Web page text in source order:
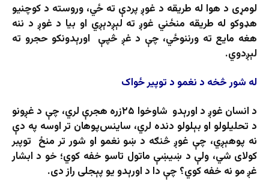
لومړی د هوا له طریقه د غوږ پردې ته ځي، وروسته د کوچنیو
هډوکو له طریقه منځني غوږ ته لېږدېږي او بیا د غوږ د ننه
هغه مایع ته ورننوځي، چې د غږ څپې اورېدونکو حجرو ته
لېږدوي.
له شور څخه د نغمو د توپیر ځواک
د انسان غوږ د اورېدو شاوخوا ۲۵زره هجرې لري، چې د غږونو
د تحلیلولو او بېلولو دنده لري، ساینس‌پوهان تر اوسه په دې
نه پوهېږي، چې غوږ څنګه د ښو نغمو او شور تر منځ توپبر
کولای شي، ولې د ښیښې ماتول تاسو خفه کوي؛ خو د ابشار
غږ مو نه خفه کوي؟ چې دا د اورېدو یو پېجلی راز دی.